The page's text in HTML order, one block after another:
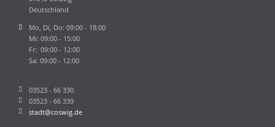
Deutschland
Mo, Di, Do: 09:00 - 18:00
Mi: 09:00 - 15:00
Fr: 09:00 - 12:00
Sa: 09:00 - 12:00
03523 - 66 330
03523 - 66 339
stadt@coswig.de